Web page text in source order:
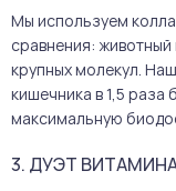
Мы используем
сравнения: животный
крупных молекул.
кишечника в 1,5 раза
максимальную
3. ДУЭТ